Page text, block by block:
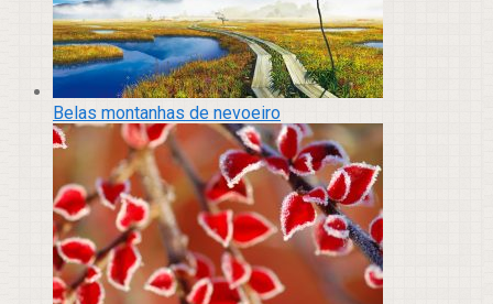
Belas montanhas de nevoeiro